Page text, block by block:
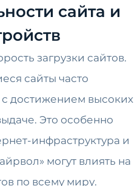
сайта и
загрузки сайтов.
сайты часто
достижением высоких
Это особенно
инфраструктура и
могут влиять на
по всему миру.